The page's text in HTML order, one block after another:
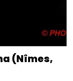
(Nîmes,